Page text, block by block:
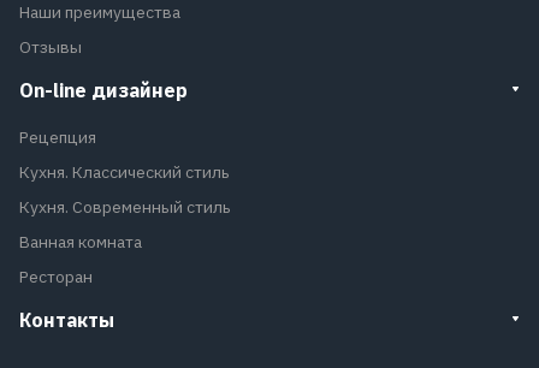
Наши преимущества
Отзывы
On-line дизайнер
Рецепция
Кухня. Классический стиль
Кухня. Современный стиль
Ванная комната
Ресторан
Контакты